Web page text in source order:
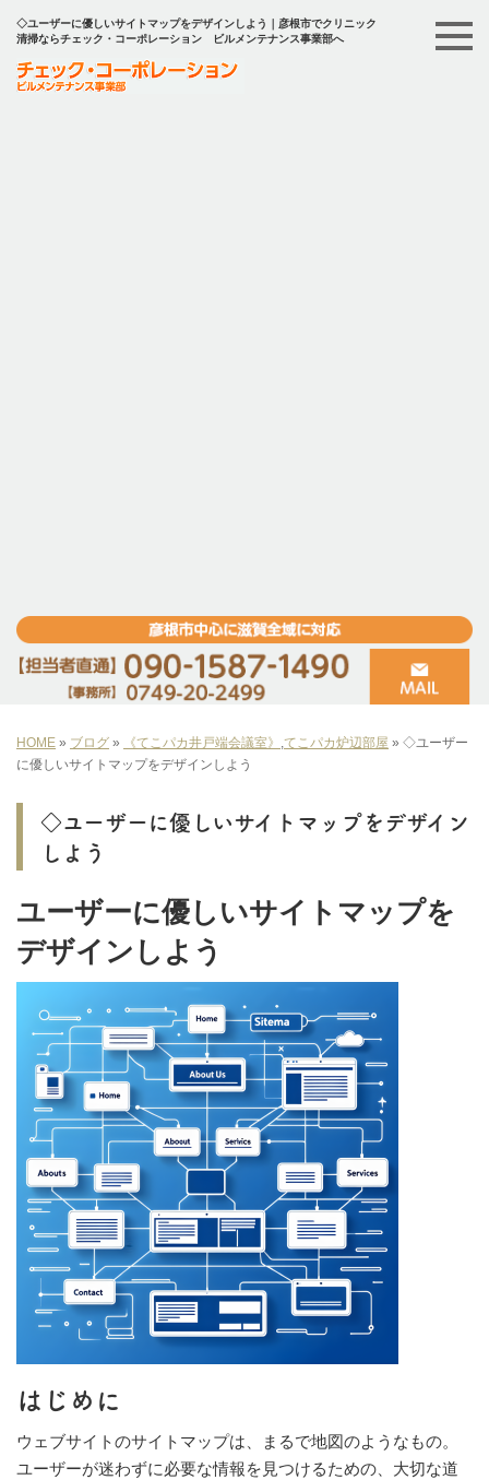
◇ユーザーに優しいサイトマップをデザインしよう｜彦根市でクリニック
清掃ならチェック・コーポレーション ビルメンテナンス事業部へ
HOME » ブログ » 《てこパカ井戸端会議室》 ,てこパカ炉辺部屋 » ◇ユーザー
に優しいサイトマップをデザインしよう
◇ユーザーに優しいサイトマップをデザイン
しよう
ユーザーに優しいサイトマップを
デザインしよう
はじめに
ウェブサイトのサイトマップは、まるで地図のようなもの。
ユーザーが迷わずに必要な情報を見つけるための、大切な道